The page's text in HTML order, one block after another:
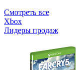
Смотреть все
Xbox
Лидеры продаж